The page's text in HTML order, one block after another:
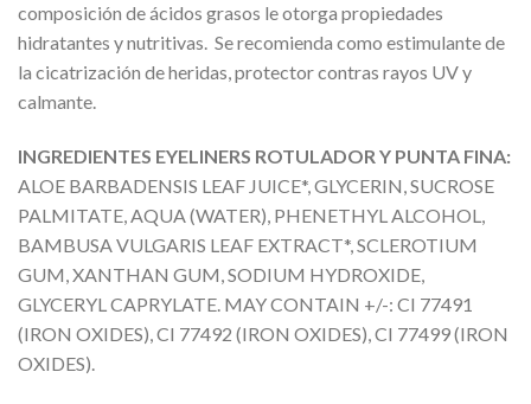
composición de ácidos grasos le otorga propiedades
hidratantes y nutritivas. Se recomienda como estimulante de
la cicatrización de heridas, protector contras rayos UV y
calmante.
INGREDIENTES EYELINERS ROTULADOR Y PUNTA FINA:
ALOE BARBADENSIS LEAF JUICE*, GLYCERIN, SUCROSE
PALMITATE, AQUA (WATER), PHENETHYL ALCOHOL,
BAMBUSA VULGARIS LEAF EXTRACT*, SCLEROTIUM
GUM, XANTHAN GUM, SODIUM HYDROXIDE,
GLYCERYL CAPRYLATE. MAY CONTAIN +/-: CI 77491
(IRON OXIDES), CI 77492 (IRON OXIDES), CI 77499 (IRON
OXIDES).